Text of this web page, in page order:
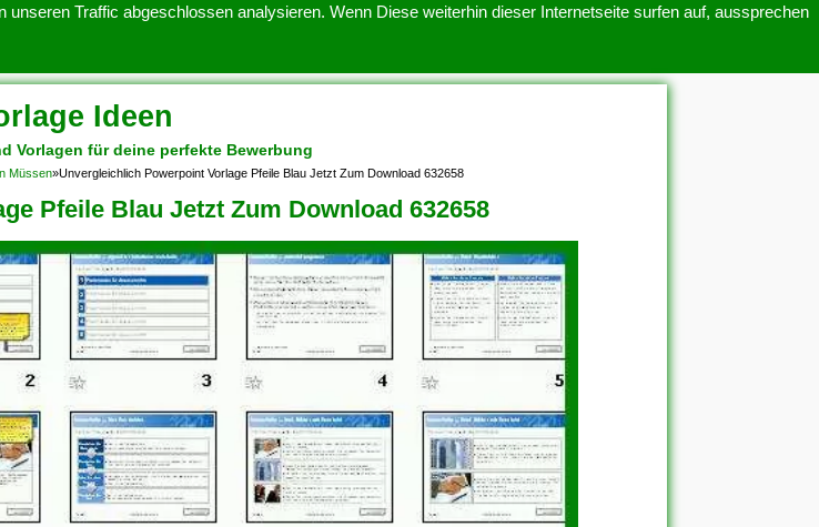
Traffic abgeschlossen analysieren. Wenn Diese weiterhin dieser Internetseite surfen auf, aussprechen
Ideen
KONTAKT NUTZUNGSBEDINGUNGEN
Vorlagen für deine perfekte Bewerbung
Müssen»Unvergleichlich Powerpoint Vorlage Pfeile Blau Jetzt Zum Download 632658
Pfeile Blau Jetzt Zum Download 632658